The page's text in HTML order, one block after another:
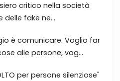
critico nella società
delle fake ne...
è comunicare. Voglio far
alle persone, vog...
per persone silenziose"